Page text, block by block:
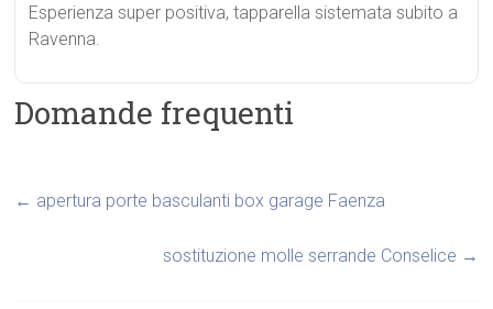
Esperienza super positiva, tapparella sistemata subito a
Ravenna.
Domande frequenti
← apertura porte basculanti box garage Faenza
sostituzione molle serrande Conselice →